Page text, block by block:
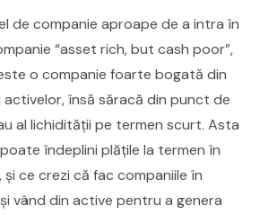
de companie aproape de a intra în
“asset rich, but cash poor”,
o companie foarte bogată din
însă săracă din punct de
al lichidității pe termen scurt. Asta
îndeplini plățile la termen în
și ce crezi că fac companiile în
vând din active pentru a genera